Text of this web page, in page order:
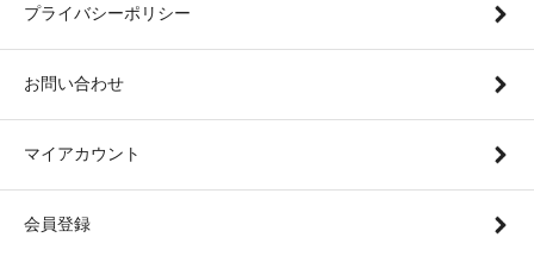
プライバシーポリシー
お問い合わせ
マイアカウント
会員登録